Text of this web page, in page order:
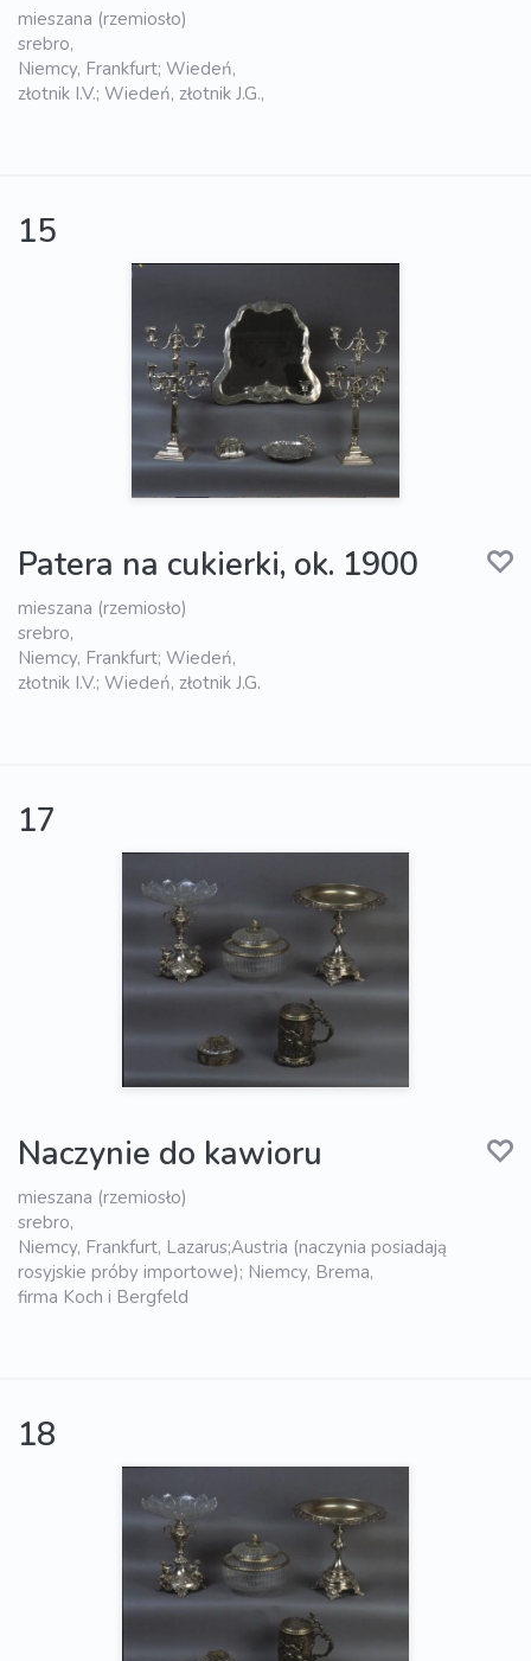
mieszana (rzemiosło)
srebro,
Niemcy, Frankfurt; Wiedeń,
złotnik I.V.; Wiedeń, złotnik J.G.,
15
Patera na cukierki, ok. 1900
mieszana (rzemiosło)
srebro,
Niemcy, Frankfurt; Wiedeń,
złotnik I.V.; Wiedeń, złotnik J.G.
17
Naczynie do kawioru
mieszana (rzemiosło)
srebro,
Niemcy, Frankfurt, Lazarus;Austria (naczynia posiadają
rosyjskie próby importowe); Niemcy, Brema,
firma Koch i Bergfeld
18